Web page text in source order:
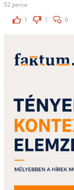
52 perce
1
1 6